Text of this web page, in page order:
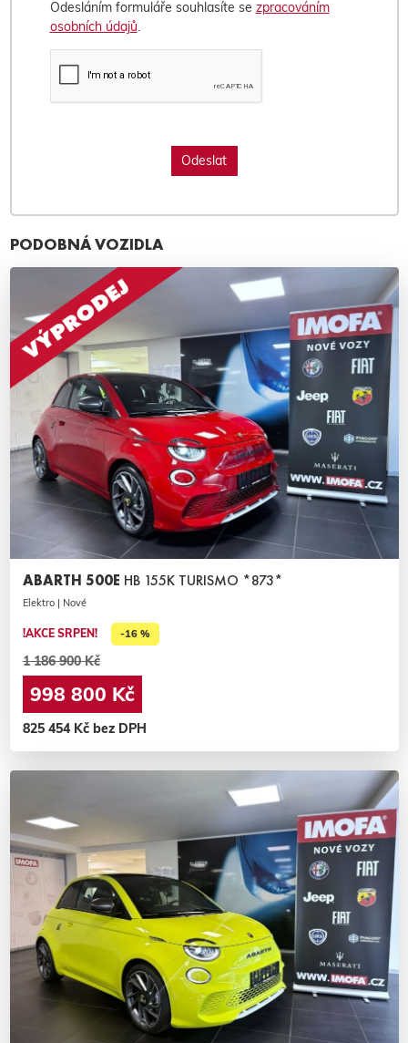
Odesláním formuláře souhlasíte se zpracováním
osobních údajů.
PODOBNÁ VOZIDLA
ABARTH 500E HB 155K TURISMO *873*
Elektro | Nové
!AKCE SRPEN! -16 %
1 186 900 Kč
998 800 Kč
825 454 Kč bez DPH